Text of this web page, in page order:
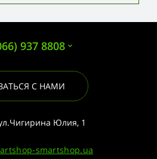
937 8808
С НАМИ
Юлия, 1
smartshop.ua